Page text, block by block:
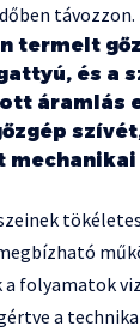
távozzon.
termelt
és a
áramlás
a folyamatok
a